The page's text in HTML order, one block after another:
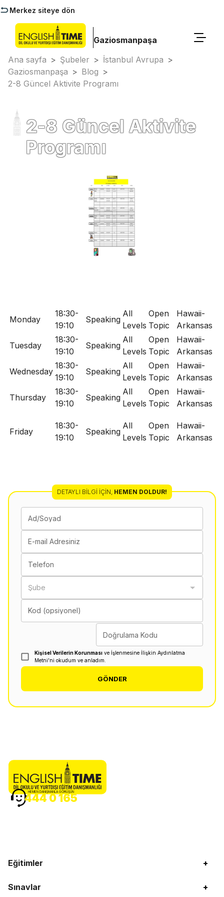
Merkez siteye dön
Gaziosmanpaşa
Ana sayfa > Şubeler > İstanbul Avrupa >
Gaziosmanpaşa > Blog >
2-8 Güncel Aktivite Programı
2-8 Güncel Aktivite
Programı
Monday
18:30-
19:10
Speaking
All
Levels
Open
Topic
Hawaii-
Arkansas
Tuesday
18:30-
19:10
Speaking
All
Levels
Open
Topic
Hawaii-
Arkansas
Wednesday
18:30-
19:10
Speaking
All
Levels
Open
Topic
Hawaii-
Arkansas
Thursday
18:30-
19:10
Speaking
All
Levels
Open
Topic
Hawaii-
Arkansas
Friday
18:30-
19:10
Speaking
All
Levels
Open
Topic
Hawaii-
Arkansas
DETAYLI BILGI İÇIN, HEMEN DOLDUR!
Ad/Soyad
E-mail Adresiniz
Telefon
Şube
Kod (opsiyonel)
Doğrulama Kodu
Kişisel Verilerin Korunması ve İşlenmesine İlişkin Aydınlatma
Metni'ni okudum ve anladım.
GÖNDER
Eğitimler +
Sınavlar +
HEMEN DANIŞMANLA GÖRÜŞÜN
444 0 165